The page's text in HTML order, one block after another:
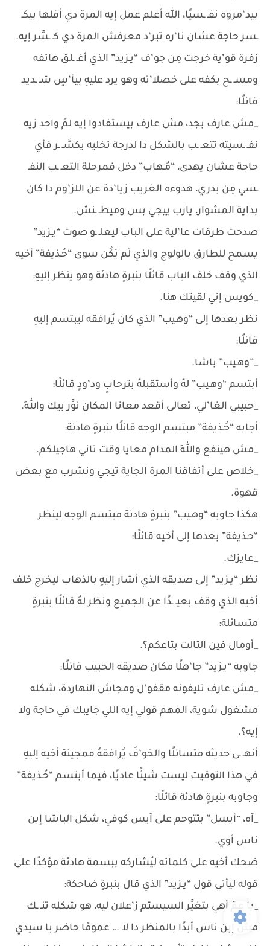
بيد’مروه نفـ ـسيًا، اللّٰه أعلم عمل إيه المرة دي أقلها بيكـ
ـسر حاجة عشان نا’ره تبر’د معرفش المرة دي كـ ـسَّر إيه.
زفرة قو’ية خرجت مِن جو’ف “يـزيد” الذي أغـ ـلق هاتفه
ومسـ ـح بكفه على خصلا’ته وهو يرد عليهِ بيأ’سٍ شـ ـديد
قائلًا:
_مش عارف بجد، مش عارف بيستفادوا إيه لمَ واحد زيه
نفـ ـسيته تتعـ ـب بالشكل دا لدرجة تخليه يكسَّـ ـر فأي
حاجة عشان يهدى، “مُـهاب” دخل فمرحلة التعـ ـب النفـ
ـسي مِن بدري، هدوءه الغريب زيا’دة عن اللز’وم دا كان
بداية المشوار، يارب ييجي بس وميطـ ـنش.
صدحت طرقات عا’لية على الباب ليعلـ ـو صوت “يـزيد”
يسمح للطارق بالولوج والذي لَم يَكُن سوى “حُـذيفة” أخيه
الذي وقف خلف الباب قائلًا بنبرةٍ هادئة وهو ينظر إليهِ:
_كويس إني لقيتك هنا.
نظر بعدها إلى “وهـيب” الذي كان يُرافقه ليبتسم إليهِ
قائلًا:
_”وهـيب” باشا.
أبتسم “وهـيب” لهُ وأستقبلهُ بترحابٍ ود’ودٍ قائلًا:
_حبيبي الغا’لي، تعالى أقعد معانا المكان نوَّر بيك واللهِ.
أجابه “حُـذيفة” مبتسم الوجه قائلًا بنبرةٍ هادئة:
_مش هينفع واللهِ المدام معايا وقت تاني هاجيلكم.
_خلاص على أتفاقنا المرة الجاية تيجي ونشرب مع بعض
قهوة.
هكذا جاوبه “وهـيب” بنبرةٍ هادئة مبتسم الوجه لينظر
“حـذيفة” بعدها إلى أخيه قائلًا:
_عايزك.
نظر “يـزيد” إلى صديقه الذي أشار إليهِ بالذهاب ليخرج خلف
أخيه الذي وقف بعيـ ـدًا عن الجميع ونظر لهُ قائلًا بنبرةٍ
متسائلة:
_أومال فين التالت بتاعكم؟.
جاوبه “يـزيد” جا’هلًا مكان صديقه الحبيب قائلًا:
_مش عارف تليفونه مقفو’ل ومجاش النهاردة، شكله
مشغول شوية، المهم قولي إيه اللي جايبك في حاجة ولا
إيه؟.
أنهـ ـى حديثه متسائلًا والخو’فُ يُرافقهُ فمجيئة أخيه إليهِ
في هذا التوقيت ليست شيئًا عاديًا، فيما أبتسم “حُـذيفة”
وجاوبه بنبرةٍ هادئة قائلًا:
_آه، “أيسل” بتتوحم على آيس كوفي، شكل الباشا إبن
ناس أوي.
ضحك أخيه على كلماته ليُشاركه ببسمة هادئة مؤكدًا على
قوله ليأتي قول “يـزيد” الذي قال بنبرةٍ ضاحكة:
_يا عمّ أهي بتغيَّر السيستم ز’علان ليه، هو شكله تنـ ـك
مش إبن ناس أبدًا بالمنظر دا لا … عمومًا حاضر يا سيدي